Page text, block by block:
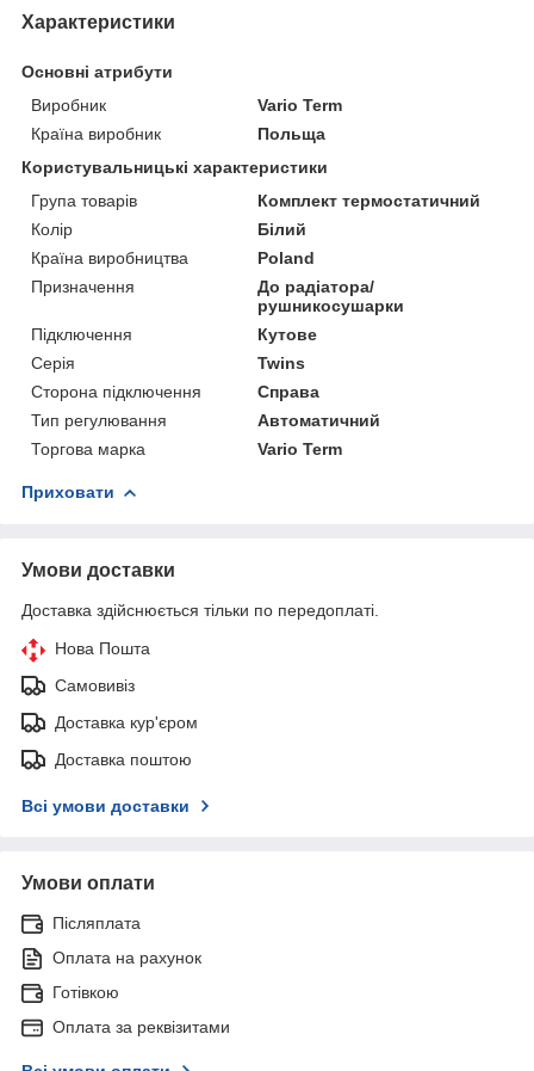
Характеристики
Основні атрибути
Виробник
Vario Term
Країна виробник
Польща
Користувальницькі характеристики
Група товарів
Комплект термостатичний
Колір
Білий
Країна виробництва
Poland
Призначення
До радіатора/
рушникосушарки
Підключення
Кутове
Серія
Twins
Сторона підключення
Справа
Тип регулювання
Автоматичний
Торгова марка
Vario Term
Приховати
Умови доставки
Доставка здійснюється тільки по передоплаті.
Нова Пошта
Самовивіз
Доставка кур'єром
Доставка поштою
Всі умови доставки
Умови оплати
Післяплата
Оплата на рахунок
Готівкою
Оплата за реквізитами